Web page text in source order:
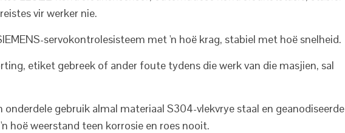
vir werker nie.
servokontrolesisteem met 'n hoë krag, stabiel met hoë snelheid.
etiket gebreek of ander foute tydens die werk van die masjien, sal
onderdele gebruik almal materiaal S304-vlekvrye staal en geanodiseerde
hoë weerstand teen korrosie en roes nooit.